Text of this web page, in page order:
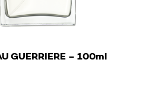
GUERRIERE – 100ml